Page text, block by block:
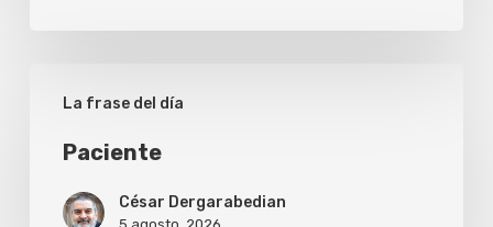
La frase del día
Paciente
César Dergarabedian